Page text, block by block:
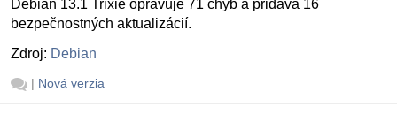
Debian 13.1 Trixie opravuje 71 chýb a pridáva 16
bezpečnostných aktualizácií.
Zdroj: Debian
| Nová verzia